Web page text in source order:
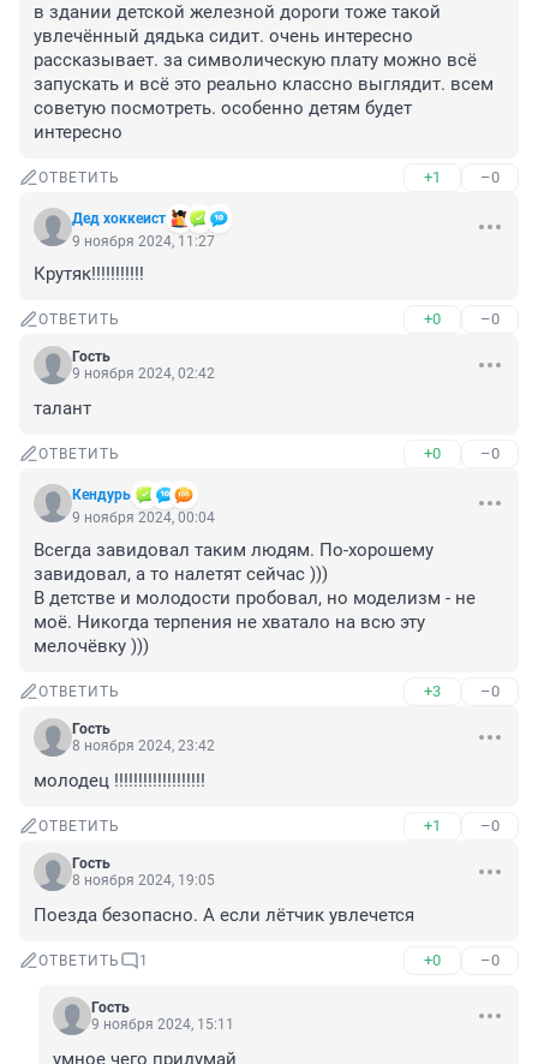
в здании детской железной дороги тоже такой
увлечённый дядька сидит. очень интересно
рассказывает. за символическую плату можно всё
запускать и всё это реально классно выглядит. всем
советую посмотреть. особенно детям будет
интересно
ОТВЕТИТЬ +1 –0
Дед хоккеист
9 ноября 2024, 11:27
Крутяк!!!!!!!!!!!
ОТВЕТИТЬ +0 –0
Гость
9 ноября 2024, 02:42
талант
ОТВЕТИТЬ +0 –0
Кендурь
9 ноября 2024, 00:04
Всегда завидовал таким людям. По-хорошему
завидовал, а то налетят сейчас )))
В детстве и молодости пробовал, но моделизм - не
моё. Никогда терпения не хватало на всю эту
мелочёвку )))
ОТВЕТИТЬ +3 –0
Гость
8 ноября 2024, 23:42
молодец !!!!!!!!!!!!!!!!!!!
ОТВЕТИТЬ +1 –0
Гость
8 ноября 2024, 19:05
Поезда безопасно. А если лётчик увлечется
ОТВЕТИТЬ 1 +0 –0
Гость
9 ноября 2024, 15:11
умное чего придумай